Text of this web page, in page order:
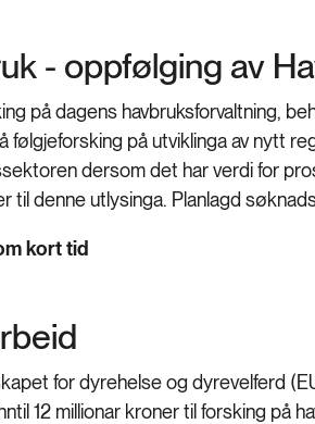
- oppfølging av
på dagens havbruksforvaltning,
på utviklinga av nytt
dersom det har verdi for
til denne utlysinga. Planlagd
kort tid
for dyrehelse og dyrevelferd
12 millionar kroner til forsking på